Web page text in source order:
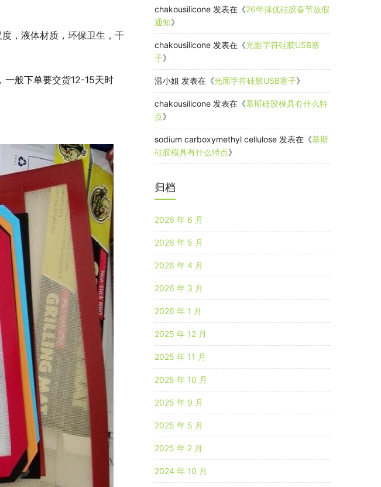
，液体材质，环保卫生，干
般下单要交货12-15天时
chakousilicone 发表在《26年择优硅胶春节放假
通知》
chakousilicone 发表在《光面字符硅胶USB塞
子》
温小姐 发表在《光面字符硅胶USB塞子》
chakousilicone 发表在《慕斯硅胶模具有什么特
点》
sodium carboxymethyl cellulose 发表在《慕斯
硅胶模具有什么特点》
归档
2026 年 6 月
2026 年 5 月
2026 年 4 月
2026 年 3 月
2026 年 1 月
2025 年 12 月
2025 年 11 月
2025 年 10 月
2025 年 9 月
2025 年 5 月
2025 年 2 月
2024 年 10 月